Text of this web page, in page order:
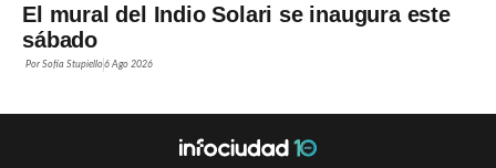
El mural del Indio Solari se inaugura este
sábado
PorSofía Stupiello6 Ago 2026